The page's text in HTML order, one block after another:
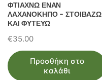
ΦΤΙΑΧΝΩ ΕΝΑΝ
ΛΑΧΑΝΟΚΗΠΟ – ΣΤΟΙΒΑΖΩ
ΚΑΙ ΦΥΤΕΥΩ
€35.00
Προσθήκη στο
καλάθι